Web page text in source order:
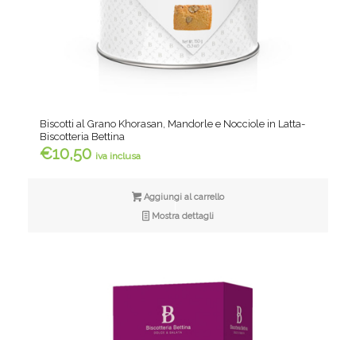
Biscotti al Grano Khorasan, Mandorle e Nocciole in Latta-
Biscotteria Bettina
€10,50 iva inclusa
Aggiungi al carrello
Mostra dettagli